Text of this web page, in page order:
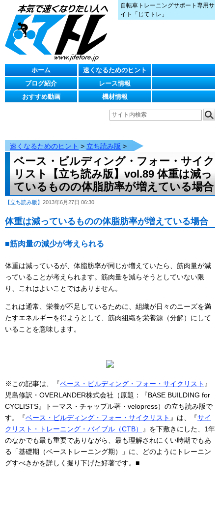
自転車トレーニングサポート専用サ
イト「じてトレ」
ホーム
速くなるためのヒント
ブログ紹介
レース情報
おすすめ動画
機材情報
速くなるためのヒント > 立ち読み版 >
ベース・ビルディング・フォー・サイク
リスト【立ち読み版】vol.89 体重は減っ
ているものの体脂肪率が増えている場合
【立ち読み版】 2013年6月27日 06:30
体重は減っているものの体脂肪率が増えている場合
■筋肉量の減少が考えられる
体重は減っているが、体脂肪率が同じか増えていたら、筋肉量が減
っていることが考えられます。筋肉量を減らそうとしていない限
り、これはよいことではありません。
これは通常、栄養が不足しているために、組織が日々のニーズを満
たすエネルギーを得ようとして、筋肉組織を栄養源（分解）にして
いることを意味します。
※この記事は、『ベース・ビルディング・フォー・サイクリスト 』
児島修訳・OVERLANDER株式会社（原題：『BASE BUILDING for
CYCLISTS』トーマス・チャップル著・velopress）の立ち読み版で
す。『ベース・ビルディング・フォー・サイクリスト 』は、『サイ
クリスト・トレーニング・バイブル（CTB）
』を下敷きにした、1年
のなかでも最も重要でありながら、最も理解されにくい時期でもあ
る「基礎期（ベーストレーニング期）」に、どのようにトレーニン
グすべきかを詳しく掘り下げた好著です。■